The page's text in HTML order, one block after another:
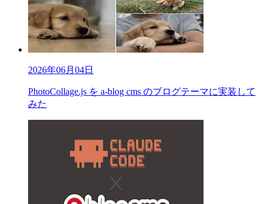
2026年06月04日
PhotoCollage.js を a-blog cms のブログテーマに実装して
みた